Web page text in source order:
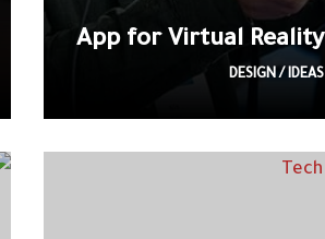
App for Virtual Reality
DESIGN / IDEAS